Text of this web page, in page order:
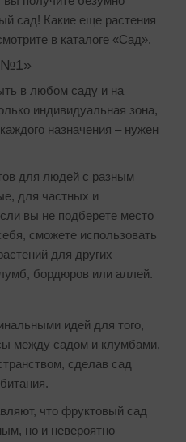
сад! Какие еще растения
в каталоге «Сад».
№1»
в любом саду и на
индивидуальная зона,
назначения – нужен
для людей с разным
для частных и
вы не подберете место
сможете использовать
для других
бордюров или аллей.
идей для того,
между садом и клумбами,
сделав сад
что фруктовый сад
но и невероятно